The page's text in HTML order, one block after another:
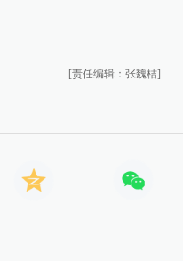
[责任编辑：张魏桔]